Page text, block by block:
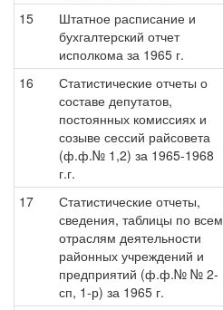
15
Штатное расписание и
бухгалтерский отчет
исполкома за 1965 г.
16
Статистические отчеты о
составе депутатов,
постоянных комиссиях и
созыве сессий райсовета
(ф.ф.№ 1,2) за 1965-1968
г.г.
17
Статистические отчеты,
сведения, таблицы по всем
отраслям деятельности
районных учреждений и
предприятий (ф.ф.№ № 2-
сп, 1-р) за 1965 г.